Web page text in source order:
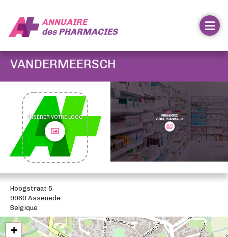
ANNUAIRE
desPHARMACIES
VANDERMEERSCH
INSÉRER VOTRE LOGO
Hoogstraat 5
9960 Assenede
Belgique
+